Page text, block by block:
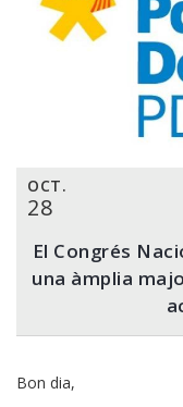
OCT.
28
El Congrés
una àmplia
Bon dia,